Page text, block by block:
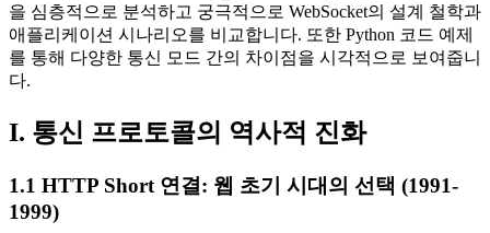
을 심층적으로 분석하고 궁극적으로 WebSocket의 설계 철학과
애플리케이션 시나리오를 비교합니다. 또한 Python 코드 예제
를 통해 다양한 통신 모드 간의 차이점을 시각적으로 보여줍니
다.
I. 통신 프로토콜의 역사적 진화
1.1 HTTP Short 연결: 웹 초기 시대의 선택 (1991-
1999)